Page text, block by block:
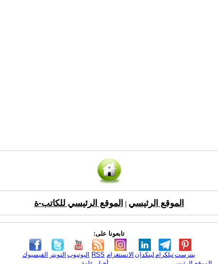
الموقع الرئيسي الموقع الرئيسي للكاتب-ة
تابعونا على:
الفيسبوك التويتر اليوتيوب RSS الانستغرام لينكدإن تيلكرامبنترست